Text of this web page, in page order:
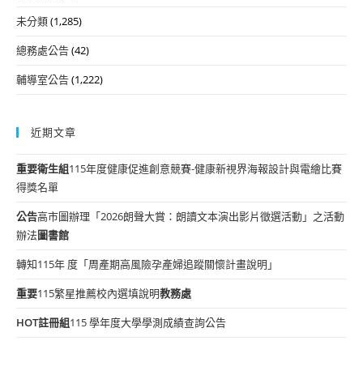
未分類(1,285)
總務處公告(42)
輔導室公告(1,222)
近期文章
重要衛生組115年度健康促進創意競賽-健康新視界海報設計與電繪比賽
得獎名單
公告高市圖辦理「2026朗聲大賞：朗讀文本演出影片徵選活動」之活動
辦法圖書館
轉知115年 度「周產期高風險孕產婦追蹤關懷計畫說明」
重要115繁星推薦校內選填說明教務處
HOT註冊組115 學年度大學學測成績查詢公告